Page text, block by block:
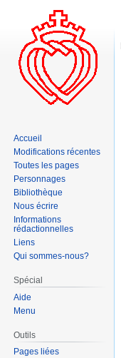
Accueil
Modifications récentes
Toutes les pages
Personnages
Bibliothèque
Nous écrire
Informations
rédactionnelles
Liens
Qui sommes-nous?
Spécial
Aide
Menu
Outils
Pages liées